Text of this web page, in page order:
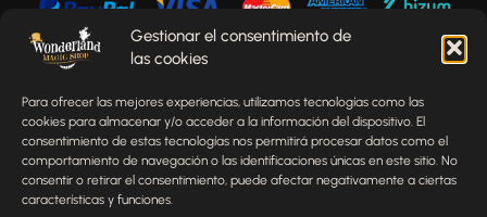
Gestionar el consentimiento de
las cookies
Para ofrecer las mejores experiencias, utilizamos tecnologías como las
cookies para almacenar y/o acceder a la información del dispositivo. El
consentimiento de estas tecnologías nos permitirá procesar datos como el
comportamiento de navegación o las identificaciones únicas en este sitio. No
consentir o retirar el consentimiento, puede afectar negativamente a ciertas
características y funciones.
Envíenos un mensaje
¿Tienes alguna pregunta, comentario o necesitas ayuda
con tu pedido? Estamos aquí para ayudarte.
NOMBRE